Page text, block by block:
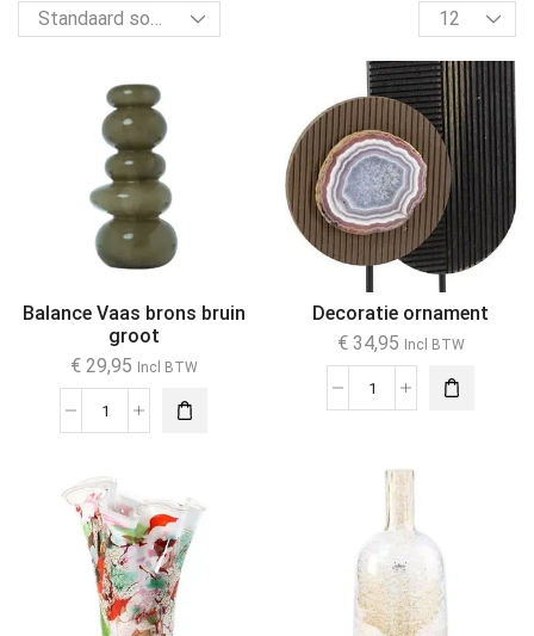
Balance Vaas brons bruin
groot
€29,95 Incl BTW
Decoratie ornament
€34,95 Incl BTW